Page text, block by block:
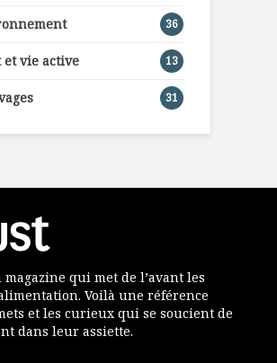
36
et vie active 13
31
magazine qui met de l’avant les
Voilà une référence
et les curieux qui se soucient de
dans leur assiette.